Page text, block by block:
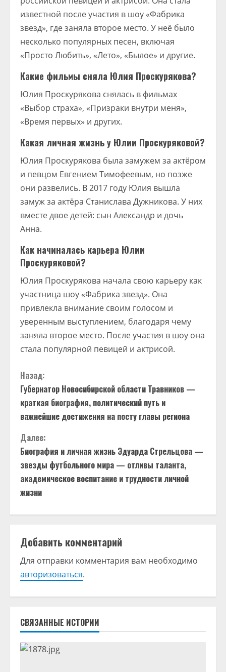
известной после участия в шоу «Фабрика
звезд», где заняла второе место. У неё было
несколько популярных песен, включая
«Просто Любить», «Лето», «Былое» и другие.
Какие фильмы сняла Юлия Проскурякова?
Юлия Проскурякова снялась в фильмах
«Выбор страха», «Призраки внутри меня»,
«Время первых» и других.
Какая личная жизнь у Юлии Проскуряковой?
Юлия Проскурякова была замужем за актёром
и певцом Евгением Тимофеевым, но позже
они развелись. В 2017 году Юлия вышла
замуж за актёра Станислава Дужникова. У них
вместе двое детей: сын Александр и дочь
Анна.
Как начиналась карьера Юлии
Проскуряковой?
Юлия Проскурякова начала свою карьеру как
участница шоу «Фабрика звезд». Она
привлекла внимание своим голосом и
уверенным выступлением, благодаря чему
заняла второе место. После участия в шоу она
стала популярной певицей и актрисой.
П
р
о
д
о
л
т
ь
ч
т
е
н
Назад:
Губернатор Новосибирской области Травников —
краткая биография, политический путь и
важнейшие достижения на посту главы региона
Далее:
Биография и личная жизнь Эдуарда Стрельцова —
звезды футбольного мира — отливы таланта,
академическое воспитание и трудности личной
жизни
Добавить комментарий
Для отправки комментария вам необходимо
авторизоваться.
СВЯЗАННЫЕ ИСТОРИИ